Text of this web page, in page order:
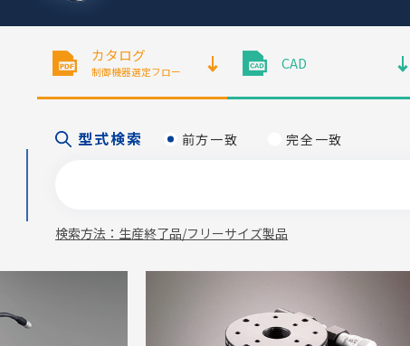
カタログ
制御機器選定フロー CAD
型式検索 前方一致 完全一致
検索方法：生産終了品/フリーサイズ製品